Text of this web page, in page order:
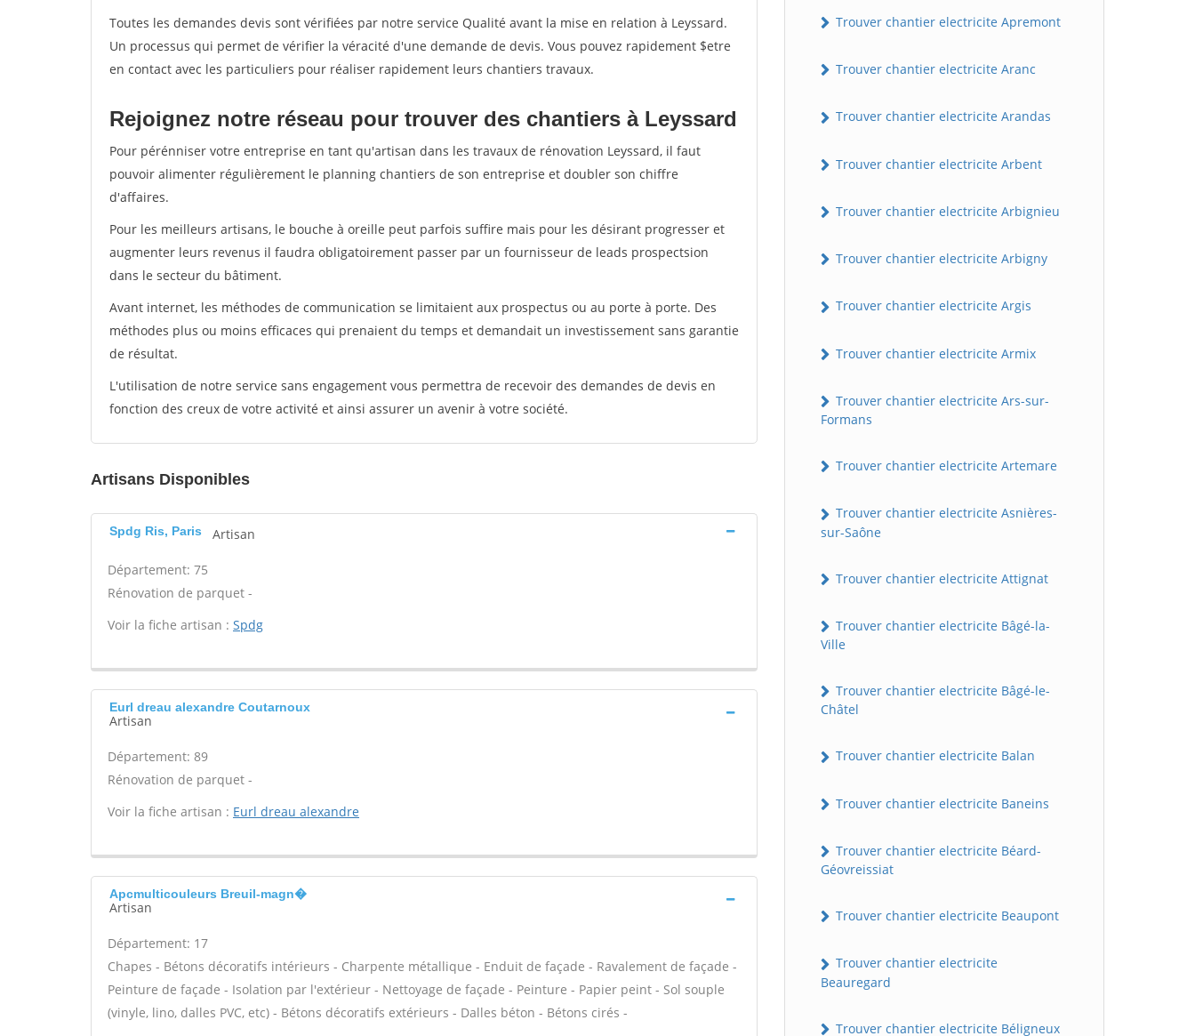
Toutes les demandes devis sont vérifiées par notre service Qualité avant la mise en relation à Leyssard.
Un processus qui permet de vérifier la véracité d'une demande de devis. Vous pouvez rapidement $etre
en contact avec les particuliers pour réaliser rapidement leurs chantiers travaux.
Rejoignez notre réseau pour trouver des chantiers à Leyssard
Pour pérénniser votre entreprise en tant qu'artisan dans les travaux de rénovation Leyssard, il faut
pouvoir alimenter régulièrement le planning chantiers de son entreprise et doubler son chiffre
d'affaires.
Pour les meilleurs artisans, le bouche à oreille peut parfois suffire mais pour les désirant progresser et
augmenter leurs revenus il faudra obligatoirement passer par un fournisseur de leads prospectsion
dans le secteur du bâtiment.
Avant internet, les méthodes de communication se limitaient aux prospectus ou au porte à porte. Des
méthodes plus ou moins efficaces qui prenaient du temps et demandait un investissement sans garantie
de résultat.
L'utilisation de notre service sans engagement vous permettra de recevoir des demandes de devis en
fonction des creux de votre activité et ainsi assurer un avenir à votre société.
Artisans Disponibles
Spdg Ris, Paris Artisan
Département: 75
Rénovation de parquet -
Voir la fiche artisan : Spdg
Eurl dreau alexandre Coutarnoux
Artisan
Département: 89
Rénovation de parquet -
Voir la fiche artisan : Eurl dreau alexandre
Apcmulticouleurs Breuil-magn�
Artisan
Département: 17
Chapes - Bétons décoratifs intérieurs - Charpente métallique - Enduit de façade - Ravalement de façade -
Peinture de façade - Isolation par l'extérieur - Nettoyage de façade - Peinture - Papier peint - Sol souple
(vinyle, lino, dalles PVC, etc) - Bétons décoratifs extérieurs - Dalles béton - Bétons cirés -
Trouver chantier electricite Apremont
Trouver chantier electricite Aranc
Trouver chantier electricite Arandas
Trouver chantier electricite Arbent
Trouver chantier electricite Arbignieu
Trouver chantier electricite Arbigny
Trouver chantier electricite Argis
Trouver chantier electricite Armix
Trouver chantier electricite Ars-sur-
Formans
Trouver chantier electricite Artemare
Trouver chantier electricite Asnières-
sur-Saône
Trouver chantier electricite Attignat
Trouver chantier electricite Bâgé-la-
Ville
Trouver chantier electricite Bâgé-le-
Châtel
Trouver chantier electricite Balan
Trouver chantier electricite Baneins
Trouver chantier electricite Béard-
Géovreissiat
Trouver chantier electricite Beaupont
Trouver chantier electricite
Beauregard
Trouver chantier electricite Béligneux